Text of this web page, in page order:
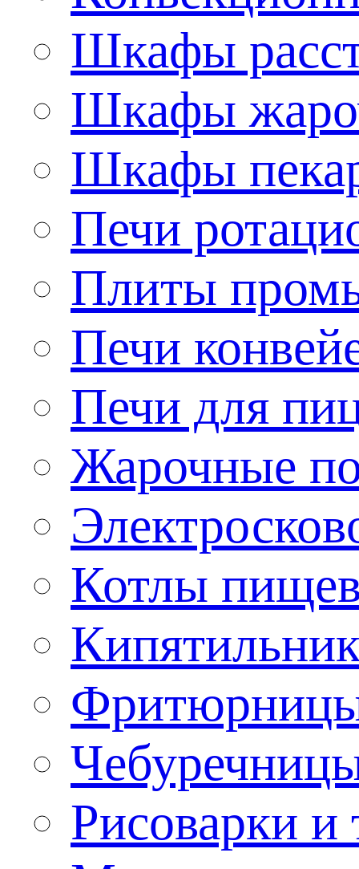
Шкафы
Шкафы
Шкафы
Печи
Плиты
Печи
Печи для
Жарочные
Котлы
Рисоварки и